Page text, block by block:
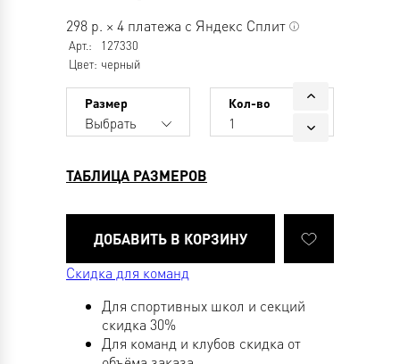
298 р. × 4 платежа с Яндекс Сплит
Арт.:
127330
Цвет: черный
Размер
Выбрать
Кол-во
1
ТАБЛИЦА РАЗМЕРОВ
Скидка для команд
Для спортивных школ и секций
скидка 30%
Для команд и клубов скидка от